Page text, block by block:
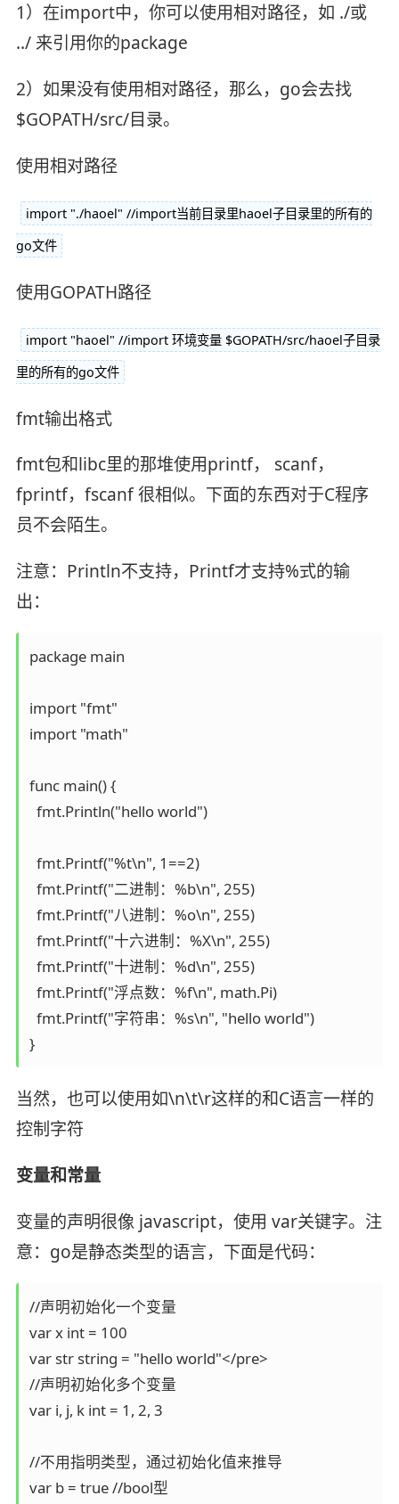
1）在import中，你可以使用相对路径，如 ./或
../ 来引用你的package
2）如果没有使用相对路径，那么，go会去找
$GOPATH/src/目录。
使用相对路径
import "./haoel" //import当前目录里haoel子目录里的所有的
go文件
使用GOPATH路径
import "haoel" //import 环境变量 $GOPATH/src/haoel子目录
里的所有的go文件
fmt输出格式
fmt包和libc里的那堆使用printf， scanf，
fprintf，fscanf 很相似。下面的东西对于C程序
员不会陌生。
注意：Println不支持，Printf才支持%式的输
出：
package main
import "fmt"
import "math"
func main() {
  fmt.Println("hello world")
  fmt.Printf("%t\n", 1==2)
  fmt.Printf("二进制：%b\n", 255)
  fmt.Printf("八进制：%o\n", 255)
  fmt.Printf("十六进制：%X\n", 255)
  fmt.Printf("十进制：%d\n", 255)
  fmt.Printf("浮点数：%f\n", math.Pi)
  fmt.Printf("字符串：%s\n", "hello world")
}
当然，也可以使用如\n\t\r这样的和C语言一样的
控制字符
变量和常量
变量的声明很像 javascript，使用 var关键字。注
意：go是静态类型的语言，下面是代码：
//声明初始化一个变量
var x int = 100
var str string = "hello world"</pre>
//声明初始化多个变量
var i, j, k int = 1, 2, 3
//不用指明类型，通过初始化值来推导
var b = true //bool型